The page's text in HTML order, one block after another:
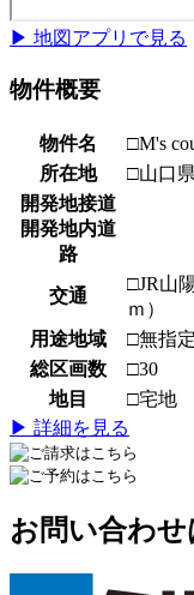
▶ 地図アプリで見る
物件概要
物件名
□M's
所在地
□山口
開発地接道
開発地内道
路
交通
□JR山
ｍ）
用途地域
□無指定
総区画数
□30
地目
□宅地
▶ 詳細を見る
お問い合わ